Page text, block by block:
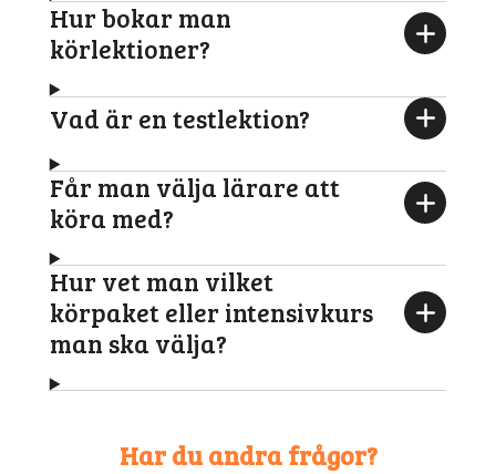
Hur bokar man
körlektioner?
Vad är en testlektion?
Får man välja lärare att
köra med?
Hur vet man vilket
körpaket eller intensivkurs
man ska välja?
Har du andra frågor?